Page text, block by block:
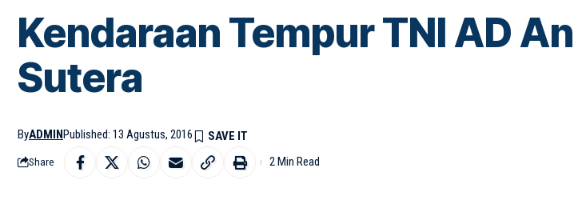
Kendaraan Tempur TNI AD
Sutera
ByADMINPublished: 13 Agustus, 2016
Share 2 Min Read